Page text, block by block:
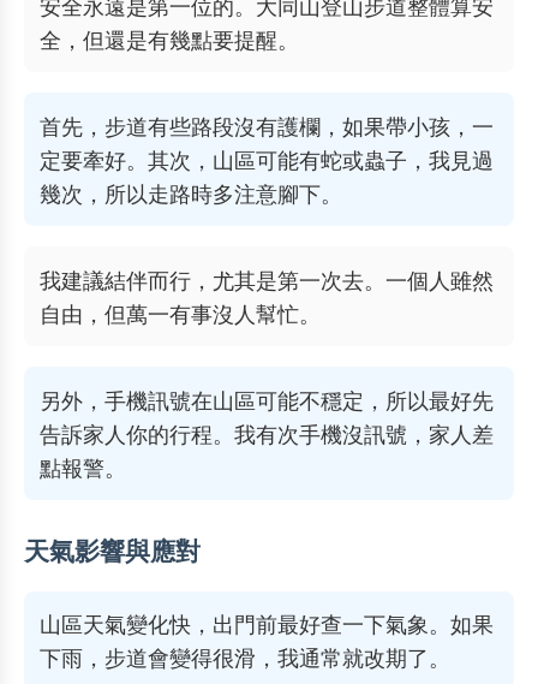
全，但還是有幾點要提醒。
首先，步道有些路段沒有護欄，如果帶小孩，一
定要牽好。其次，山區可能有蛇或蟲子，我見過
幾次，所以走路時多注意腳下。
我建議結伴而行，尤其是第一次去。一個人雖然
自由，但萬一有事沒人幫忙。
另外，手機訊號在山區可能不穩定，所以最好先
告訴家人你的行程。我有次手機沒訊號，家人差
點報警。
天氣影響與應對
山區天氣變化快，出門前最好查一下氣象。如果
下雨，步道會變得很滑，我通常就改期了。